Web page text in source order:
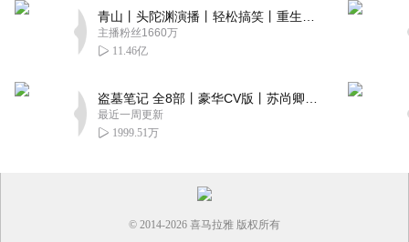
主播粉丝1660万
11.46亿
最近一周更新
1999.51万
© 2014-2026 喜马拉雅 版权所有